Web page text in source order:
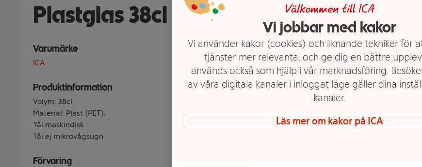
Plastglas 38cl PET ICA
Varumärke
ICA
Produktinformation
Volym: 38cl
Material: Plast (PET).
Tål maskindisk
Tål ej mikrovågsugn
Förvaring
Välkommen till ICA
Vi jobbar med kakor
Vi använder kakor (cookies) och liknande tekniker för
tjänster mer relevanta, och ge dig en bättre
används också som hjälp i vår marknadsföring.
av våra digitala kanaler i inloggat läge gäller dina
kanaler.
Läs mer om kakor på ICA